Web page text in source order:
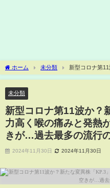
ホーム 未分類
新型コロナ第
痛みと発熱が特徴 沖縄はベッドの空き
未分類
新型コロナ第11波か？
力高く喉の痛みと発熱
きが…過去最多の流行
2024年11月30日 2024年11月30日